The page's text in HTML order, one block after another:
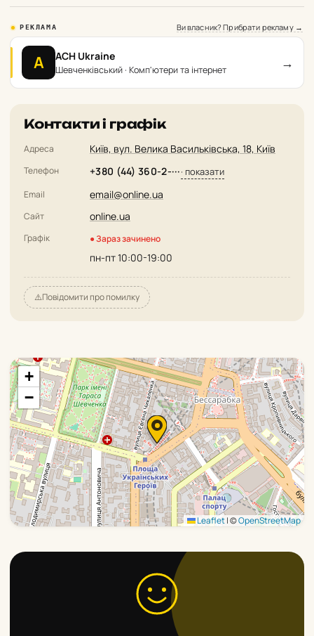
РЕКЛАМА Ви власник? Прибрати рекламу →
A ACH Ukraine
Шевченківський · Комп'ютери та інтернет →
Контакти і графік
Адреса Київ, вул. Велика Васильківська, 18, Київ
Телефон +380 (44) 360-2-···· показати
Email email@online.ua
Сайт online.ua
Графік ● Зараз зачинено
пн-пт 10:00-19:00
⚠️Повідомити про помилку
+
−
Leaflet|©OpenStreetMap